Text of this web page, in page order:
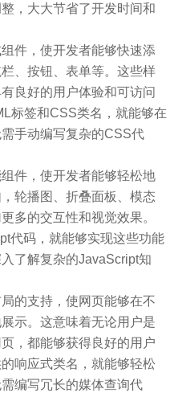
，大大节省了开发时间和
件，使开发者能够快速添
、按钮、表单等。这些样
良好的用户体验和可访问
标签和CSS类名，就能够在
手动编写复杂的CSS代
件，使开发者能够轻松地
轮播图、折叠面板、模态
多的交互性和视觉效果。
代码，就能够实现这些功能
了解复杂的JavaScript知
的支持，使网页能够在不
示。这意味着无论用户是
，都能够获得良好的用户
响应式类名，就能够轻松
编写冗长的媒体查询代